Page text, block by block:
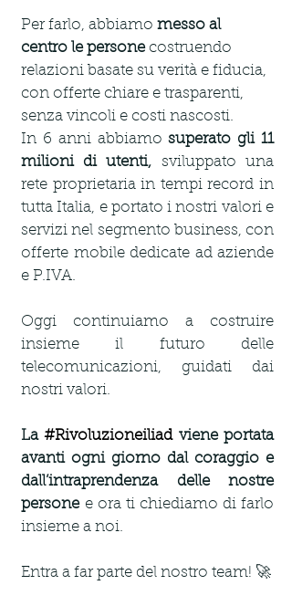
Per farlo, abbiamo messo al
centro le persone costruendo
relazioni basate su verità e fiducia,
con offerte chiare e trasparenti,
senza vincoli e costi nascosti.
In 6 anni abbiamo superato gli 11
milioni di utenti, sviluppato una
rete proprietaria in tempi record in
tutta Italia, e portato i nostri valori e
servizi nel segmento business, con
offerte mobile dedicate ad aziende
e P.IVA.
Oggi continuiamo a costruire
insieme il futuro delle
telecomunicazioni, guidati dai
nostri valori.
La #Rivoluzioneiliad viene portata
avanti ogni giorno dal coraggio e
dall’intraprendenza delle nostre
persone e ora ti chiediamo di farlo
insieme a noi.
Entra a far parte del nostro team! 🚀